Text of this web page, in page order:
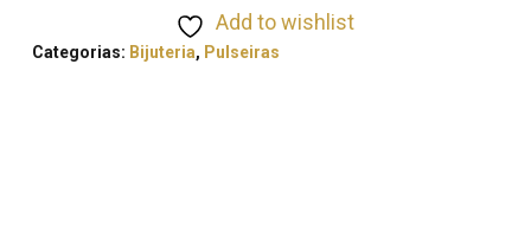
Add to wishlist
Categorias: Bijuteria, Pulseiras